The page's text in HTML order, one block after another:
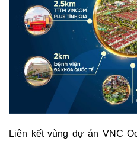
Liên kết vùng dự án VNC